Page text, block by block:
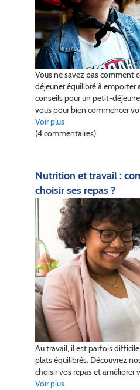
Vous ne savez pas comment
déjeuner équilibré à emporter
conseils pour un petit-
vous pour bien commencer
Voir plus
(4 commentaires)
Nutrition et travail :
choisir ses repas ?
Au travail, il est parfois difficile
plats équilibrés. Découvrez
choisir vos repas et améliorer
Voir plus